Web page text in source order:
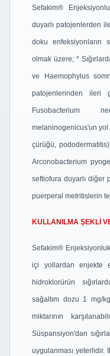
Sefakim®
duyarlı patojenlerden
doku enfeksiyonların
olmak üzere; *
ve Haemophylus
patojenlerinden ileri
Fusobacterium
melaninogenicus'un yol
çürüğü,
Arconobacterium
seftiofura duyarlı diğer
puerperal metritislerin
KULLANILMA ŞEKLİ
Sefakim® Enjeksiyonluk
içi yollardan enjekte
hidroklorürün
sağaltım dozu 1 mg/kg
miktarının
Süspansiyon'dan
uygulanması yeterlidir.